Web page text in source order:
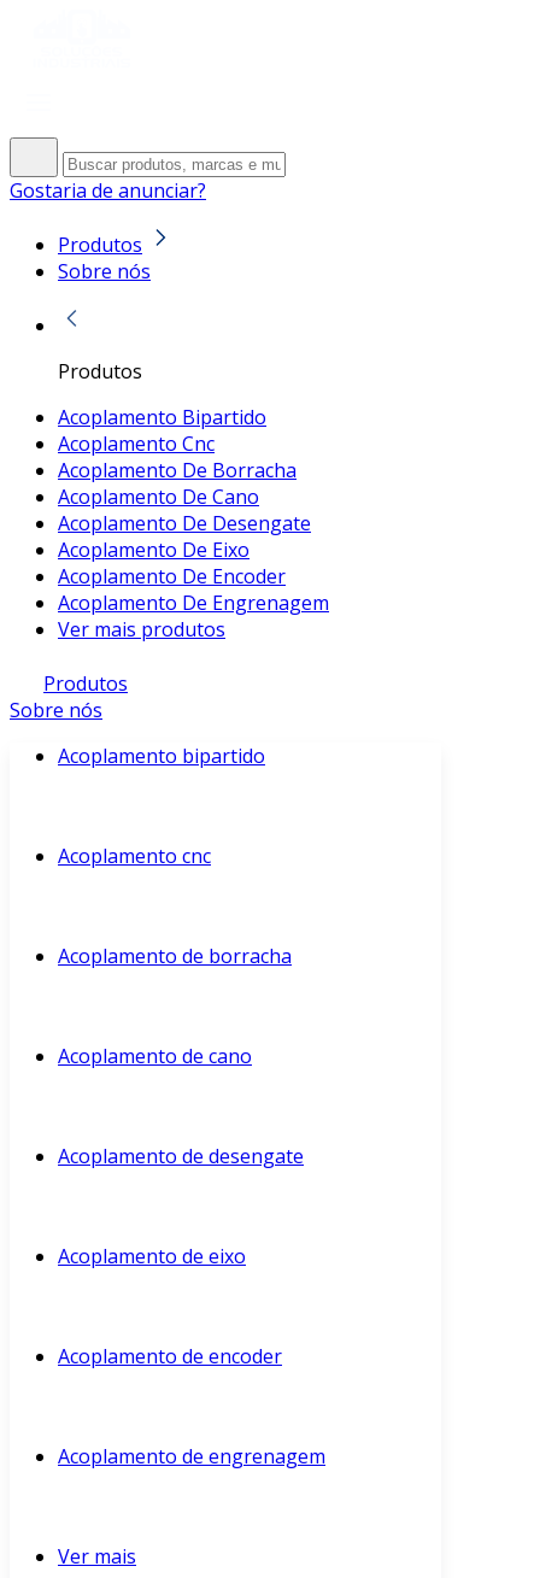
Gostaria de anunciar?
Produtos
Sobre nós
Produtos
Acoplamento Bipartido
Acoplamento Cnc
Acoplamento De Borracha
Acoplamento De Cano
Acoplamento De Desengate
Acoplamento De Eixo
Acoplamento De Encoder
Acoplamento De Engrenagem
Ver mais produtos
Produtos
Sobre nós
Acoplamento bipartido
Acoplamento cnc
Acoplamento de borracha
Acoplamento de cano
Acoplamento de desengate
Acoplamento de eixo
Acoplamento de encoder
Acoplamento de engrenagem
Ver mais